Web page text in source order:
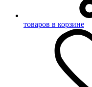
товаров в корзине